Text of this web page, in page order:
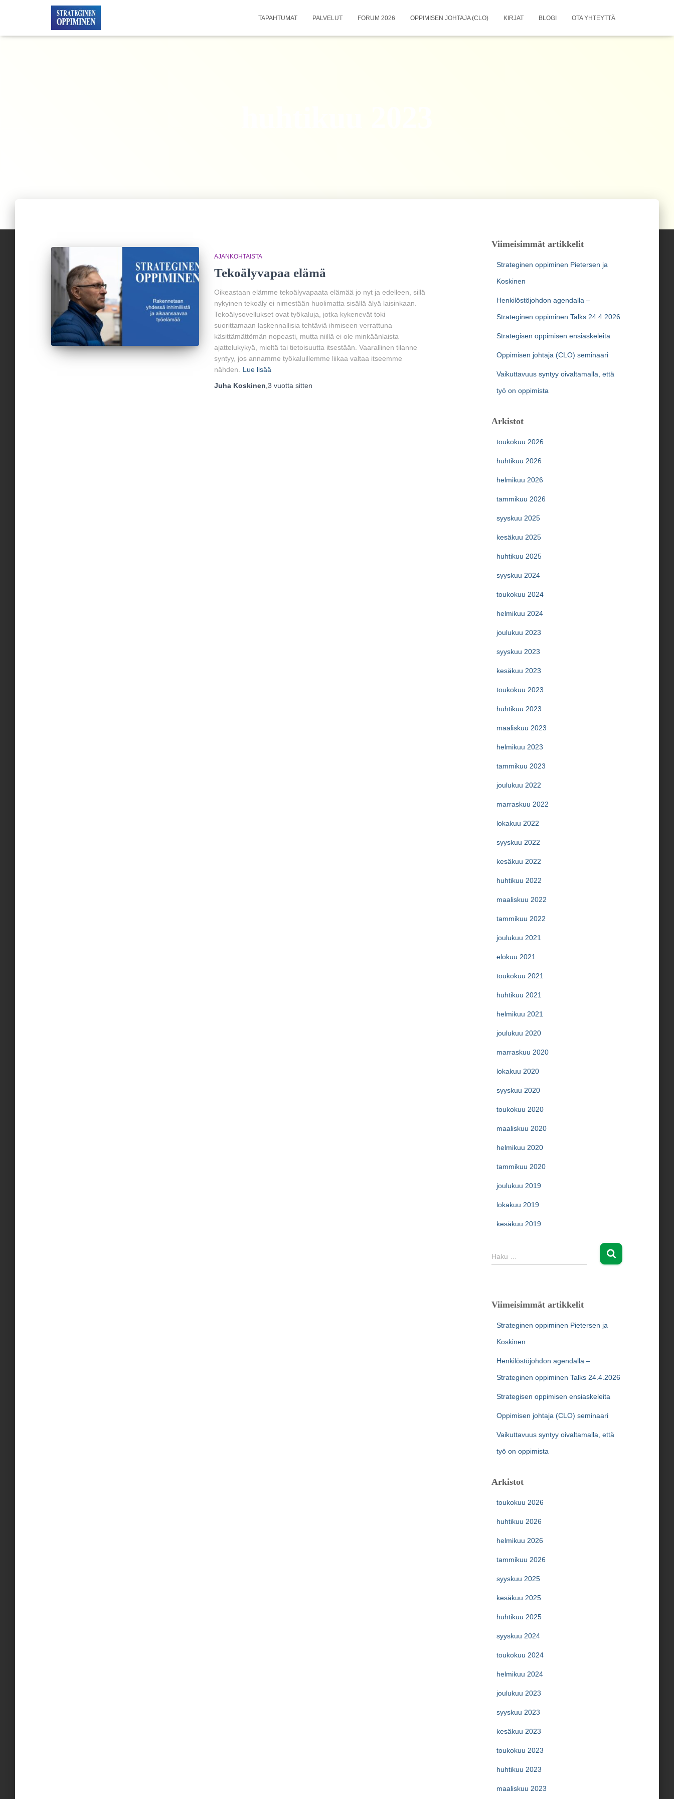
TAPAHTUMAT PALVELUT FORUM 2026 OPPIMISEN JOHTAJA (CLO) KIRJAT BLOGI OTA YHTEYTTÄ
AJANKOHTAISTA
Tekoälyvapaa elämä
Oikeastaan elämme tekoälyvapaata elämää jo nyt ja edelleen, sillä
nykyinen tekoäly ei nimestään huolimatta sisällä älyä laisinkaan.
Tekoälysovellukset ovat työkaluja, jotka kykenevät toki
suorittamaan laskennallisia tehtäviä ihmiseen verrattuna
käsittämättömän nopeasti, mutta niillä ei ole minkäänlaista
ajattelukykyä, mieltä tai tietoisuutta itsestään. Vaarallinen tilanne
syntyy, jos annamme työkaluillemme liikaa valtaa itseemme
nähden.
Lue lisää
Juha Koskinen 3 vuotta sitten
Viimeisimmät artikkelit
Strateginen oppiminen Pietersen ja
Koskinen
Henkilöstöjohdon agendalla –
Strateginen oppiminen Talks 24.4.2026
Strategisen oppimisen ensiaskeleita
Oppimisen johtaja (CLO) seminaari
Vaikuttavuus syntyy oivaltamalla, että
työ on oppimista
Arkistot
toukokuu 2026
huhtikuu 2026
helmikuu 2026
tammikuu 2026
syyskuu 2025
kesäkuu 2025
huhtikuu 2025
syyskuu 2024
toukokuu 2024
helmikuu 2024
joulukuu 2023
syyskuu 2023
kesäkuu 2023
toukokuu 2023
huhtikuu 2023
maaliskuu 2023
helmikuu 2023
tammikuu 2023
joulukuu 2022
marraskuu 2022
lokakuu 2022
syyskuu 2022
kesäkuu 2022
huhtikuu 2022
maaliskuu 2022
tammikuu 2022
joulukuu 2021
elokuu 2021
toukokuu 2021
huhtikuu 2021
helmikuu 2021
joulukuu 2020
marraskuu 2020
lokakuu 2020
syyskuu 2020
toukokuu 2020
maaliskuu 2020
helmikuu 2020
tammikuu 2020
joulukuu 2019
lokakuu 2019
kesäkuu 2019
H
a
Haku …
Viimeisimmät artikkelit
Strateginen oppiminen Pietersen ja
Koskinen
Henkilöstöjohdon agendalla –
Strateginen oppiminen Talks 24.4.2026
Strategisen oppimisen ensiaskeleita
Oppimisen johtaja (CLO) seminaari
Vaikuttavuus syntyy oivaltamalla, että
työ on oppimista
Arkistot
toukokuu 2026
huhtikuu 2026
helmikuu 2026
tammikuu 2026
syyskuu 2025
kesäkuu 2025
huhtikuu 2025
syyskuu 2024
toukokuu 2024
helmikuu 2024
joulukuu 2023
syyskuu 2023
kesäkuu 2023
toukokuu 2023
huhtikuu 2023
maaliskuu 2023